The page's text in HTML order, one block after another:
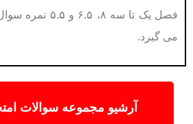
فصل یک تا سه ۸،
می گیرد.
آرشیو مجموعه سوالات